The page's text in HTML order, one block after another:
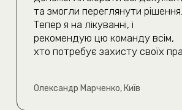
Договір публічної оферти
(050) 309-40-25
jur.kiev.ua@gmail.com